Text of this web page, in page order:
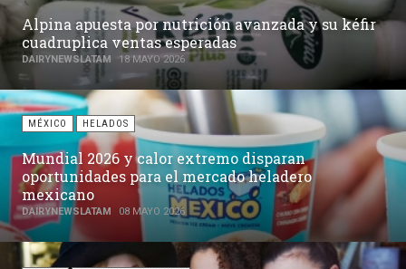
Alpina apuesta por nutrición avanzada y su kéfir
cuadruplica ventas esperadas
DAIRYNEWSLATAM 18 MAYO 2026
MÉXICO HELADOS
Mundial 2026 y calor extremo disparan
oportunidades para el mercado heladero
mexicano
DAIRYNEWSLATAM 08 MAYO 2026